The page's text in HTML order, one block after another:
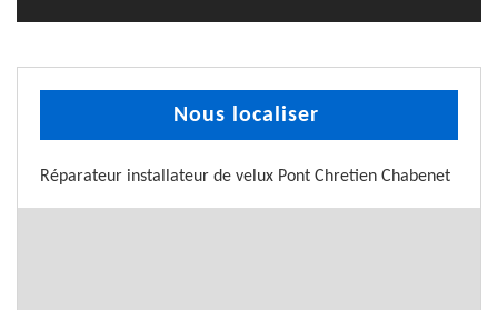
Nous localiser
Réparateur installateur de velux Pont Chretien Chabenet